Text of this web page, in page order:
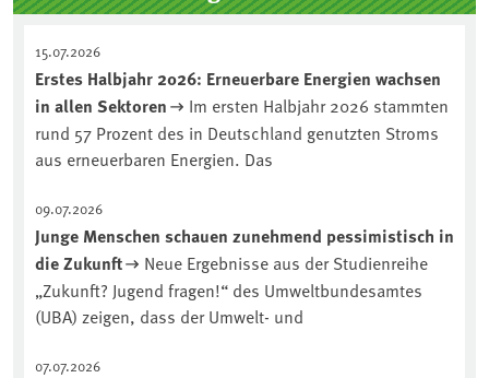
15.07.2026
Erstes Halbjahr 2026: Erneuerbare Energien wachsen
in allen Sektoren
Im ersten Halbjahr 2026 stammten
rund 57 Prozent des in Deutschland genutzten Stroms
aus erneuerbaren Energien. Das
09.07.2026
Junge Menschen schauen zunehmend pessimistisch in
die Zukunft
Neue Ergebnisse aus der Studienreihe
„Zukunft? Jugend fragen!“ des Umweltbundesamtes
(UBA) zeigen, dass der Umwelt- und
07.07.2026